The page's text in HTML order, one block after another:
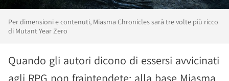
Per dimensioni e contenuti, Miasma Chronicles sarà tre volte più ricco
di Mutant Year Zero
Quando gli autori dicono di essersi avvicinati
agli RPG non fraintendete: alla base Miasma